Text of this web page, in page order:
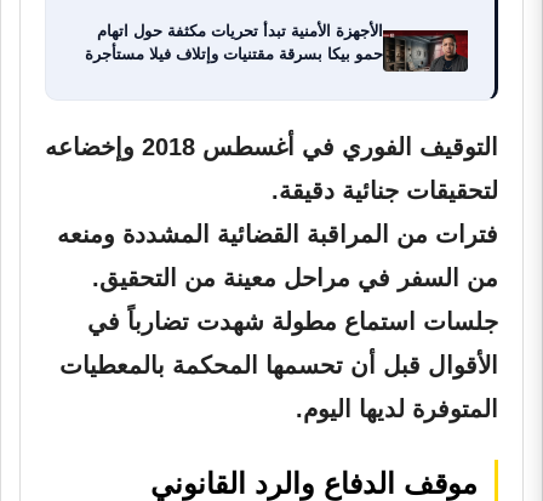
الأجهزة الأمنية تبدأ تحريات مكثفة حول اتهام
حمو بيكا بسرقة مقتنيات وإتلاف فيلا مستأجرة
التوقيف الفوري في أغسطس 2018 وإخضاعه
لتحقيقات جنائية دقيقة.
فترات من المراقبة القضائية المشددة ومنعه
من السفر في مراحل معينة من التحقيق.
جلسات استماع مطولة شهدت تضارباً في
الأقوال قبل أن تحسمها المحكمة بالمعطيات
المتوفرة لديها اليوم.
موقف الدفاع والرد القانوني